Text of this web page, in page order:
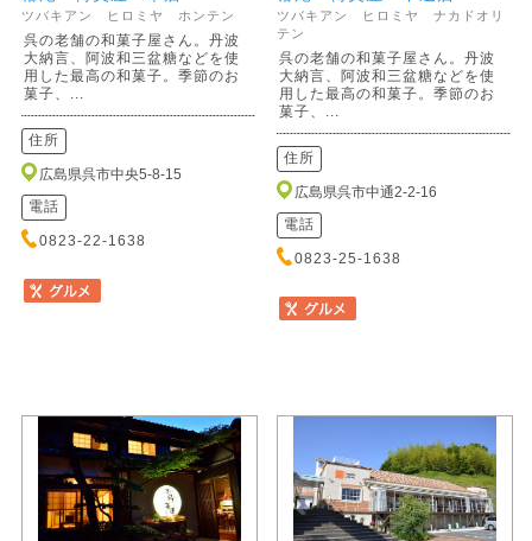
ツバキアン ヒロミヤ ホンテン
呉の老舗の和菓子屋さん。丹波
大納言、阿波和三盆糖などを使
用した最高の和菓子。季節のお
菓子、...
住所
広島県呉市中央5-8-15
電話
0823-22-1638
ツバキアン ヒロミヤ ナカドオリ
テン
呉の老舗の和菓子屋さん。丹波
大納言、阿波和三盆糖などを使
用した最高の和菓子。季節のお
菓子、...
住所
広島県呉市中通2-2-16
電話
0823-25-1638